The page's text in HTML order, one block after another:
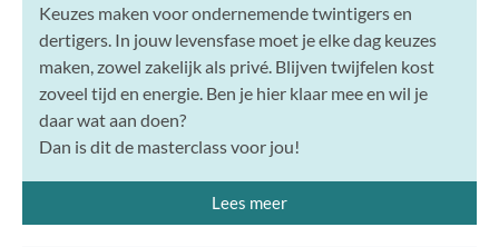
Keuzes maken voor ondernemende twintigers en
dertigers. In jouw levensfase moet je elke dag keuzes
maken, zowel zakelijk als privé. Blijven twijfelen kost
zoveel tijd en energie. Ben je hier klaar mee en wil je
daar wat aan doen?
Dan is dit de masterclass voor jou!
Lees meer